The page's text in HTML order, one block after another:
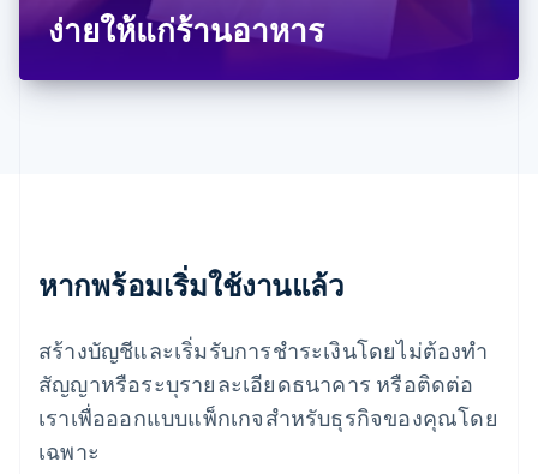
ง่ายให้แก่ร้านอาหาร
หากพร้อมเริ่มใช้งานแล้ว
สร้างบัญชีและเริ่มรับการชำระเงินโดยไม่ต้องทำ
สัญญาหรือระบุรายละเอียดธนาคาร หรือติดต่อ
เราเพื่อออกแบบแพ็กเกจสำหรับธุรกิจของคุณโดย
เฉพาะ
EspañolEnglish
ยิบรอลตาร์
เยอรมนี
English
ลิกเตนสไตน์
ลิทัวเนีย
English
สเปน
EspañolEnglish
English